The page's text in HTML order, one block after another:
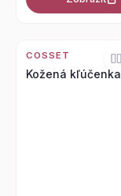
COSSET
Kožená kľúčenka